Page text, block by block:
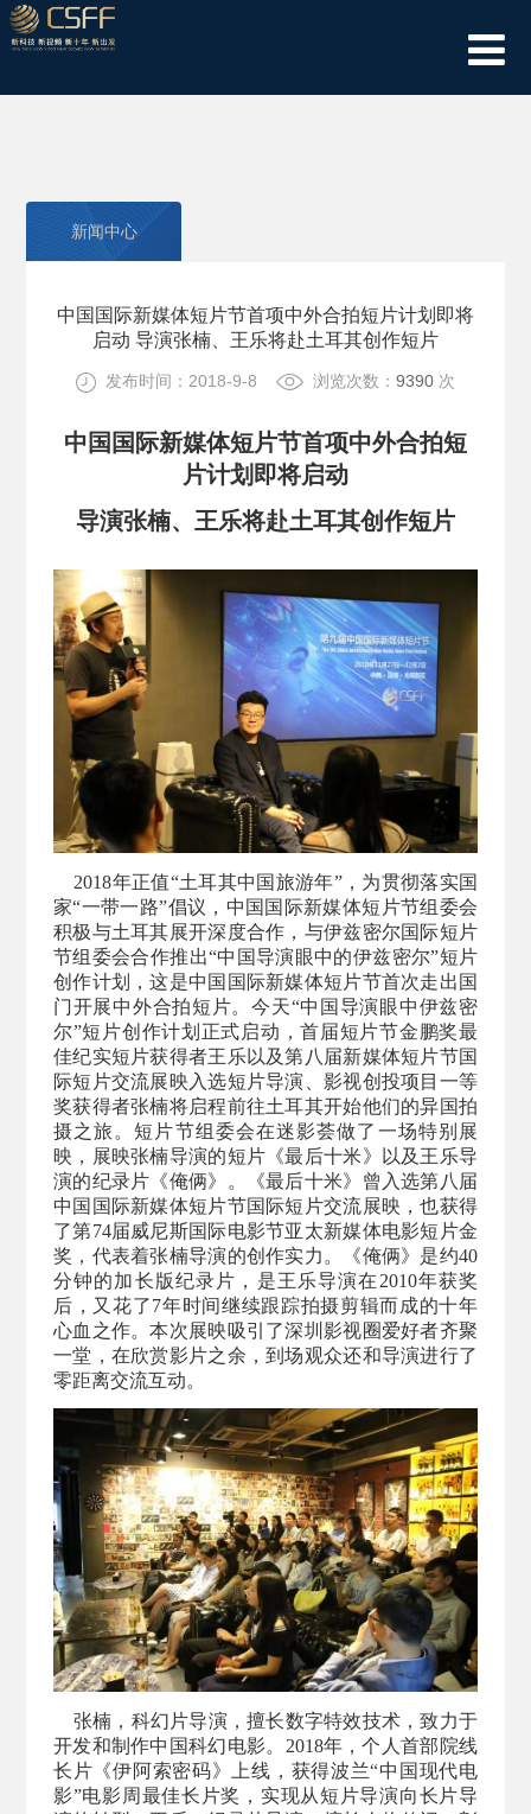
新闻中心
中国国际新媒体短片节首项中外合拍短片计划即将
启动 导演张楠、王乐将赴土耳其创作短片
发布时间：2018-9-8 浏览次数： 9390次
中国国际新媒体短片节首项中外合拍短
片计划即将启动
导演张楠、王乐将赴土耳其创作短片
2018年正值“土耳其中国旅游年”，为贯彻落实国
家“一带一路”倡议，中国国际新媒体短片节组委会
积极与土耳其展开深度合作，与伊兹密尔国际短片
节组委会合作推出“中国导演眼中的伊兹密尔”短片
创作计划，这是中国国际新媒体短片节首次走出国
门开展中外合拍短片。今天“中国导演眼中伊兹密
尔”短片创作计划正式启动，首届短片节金鹏奖最
佳纪实短片获得者王乐以及第八届新媒体短片节国
际短片交流展映入选短片导演、影视创投项目一等
奖获得者张楠将启程前往土耳其开始他们的异国拍
摄之旅。短片节组委会在迷影荟做了一场特别展
映，展映张楠导演的短片《最后十米》以及王乐导
演的纪录片《俺俩》。《最后十米》曾入选第八届
中国国际新媒体短片节国际短片交流展映，也获得
了第74届威尼斯国际电影节亚太新媒体电影短片金
奖，代表着张楠导演的创作实力。《俺俩》是约40
分钟的加长版纪录片，是王乐导演在2010年获奖
后，又花了7年时间继续跟踪拍摄剪辑而成的十年
心血之作。本次展映吸引了深圳影视圈爱好者齐聚
一堂，在欣赏影片之余，到场观众还和导演进行了
零距离交流互动。
张楠，科幻片导演，擅长数字特效技术，致力于
开发和制作中国科幻电影。 2018年，个人首部院线
长片《伊阿索密码》上线，获得波兰“中国现代电
影”电影周最佳长片奖，实现从短片导演向长片导